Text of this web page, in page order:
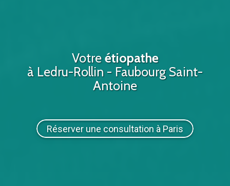
Votreétiopathe
à Ledru-Rollin - Faubourg Saint-
Antoine
Réserver une consultation à Paris